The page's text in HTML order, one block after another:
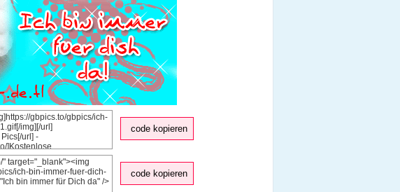
code kopieren
code kopieren